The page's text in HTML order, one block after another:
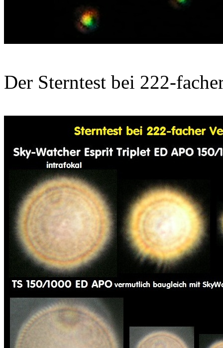
Der Sterntest bei 222-